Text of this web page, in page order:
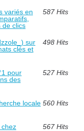
variés en
de clics
587 Hits
sur
clés et
498 Hits
pour
des
527 Hits
locale 560 Hits
chez
567 Hits